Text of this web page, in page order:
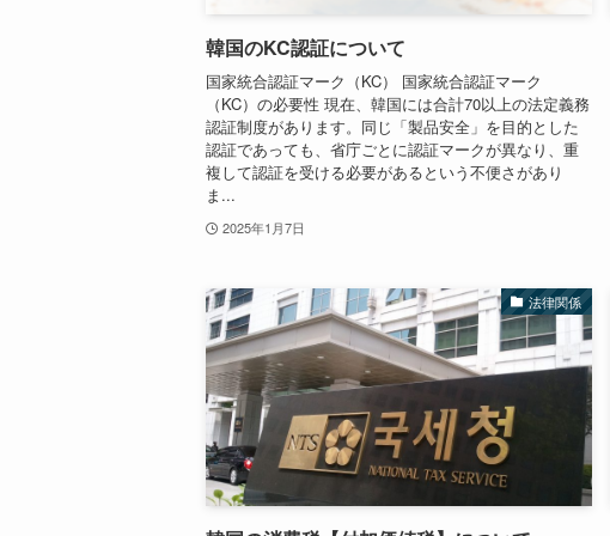
韓国のKC認証について
国家統合認証マーク（KC） 国家統合認証マーク
（KC）の必要性 現在、韓国には合計70以上の法定義務
認証制度があります。同じ「製品安全」を目的とした
認証であっても、省庁ごとに認証マークが異なり、重
複して認証を受ける必要があるという不便さがあり
ま...
2025年1月7日
法律関係